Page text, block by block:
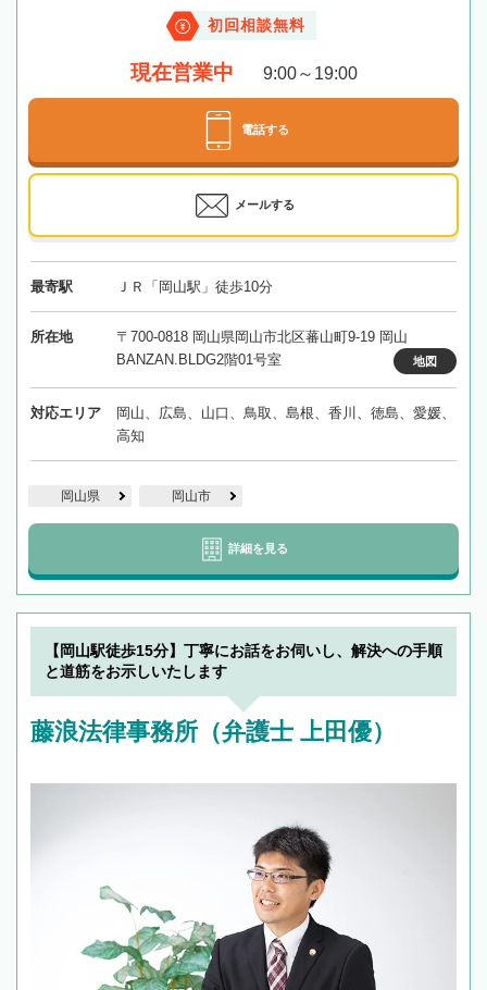
初回相談無料
現在営業中 9:00～19:00
電話する
メールする
最寄駅 ＪＲ「岡山駅」徒歩10分
所在地
〒700-0818 岡山県岡山市北区蕃山町9-19 岡山
BANZAN.BLDG2階01号室
地図
対応エリア
岡山、広島、山口、鳥取、島根、香川、徳島、愛媛、
高知
岡山県 岡山市
詳細を見る
【岡山駅徒歩15分】丁寧にお話をお伺いし、解決への手順
と道筋をお示しいたします
藤浪法律事務所（弁護士 上田優）